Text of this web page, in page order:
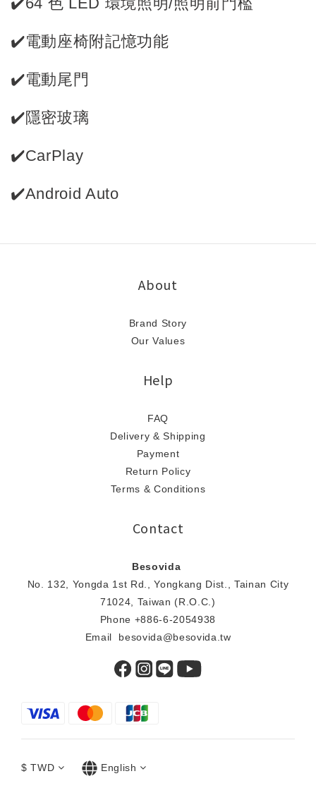
✔️電動座椅附記憶功能
✔️電動尾門
✔️隱密玻璃
✔️CarPlay
✔️Android Auto
About
Brand Story
Our Values
Help
FAQ
Delivery & Shipping
Payment
Return Policy
Terms & Conditions
Contact
Besovida
No. 132, Yongda 1st Rd., Yongkang Dist., Tainan City
71024, Taiwan (R.O.C.)
Phone +886-6-2054938
Email besovida@besovida.tw
$ TWD English